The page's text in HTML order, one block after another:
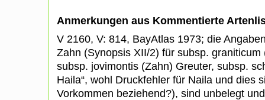
Anmerkungen aus Kommentierte
V 2160, V: 814, BayAtlas 1973; die
Zahn (Synopsis XII/2) für subsp.
subsp. jovimontis (Zahn) Greuter, subsp.
Haila“, wohl Druckfehler für Naila und dies
Vorkommen beziehend?), sind unbelegt